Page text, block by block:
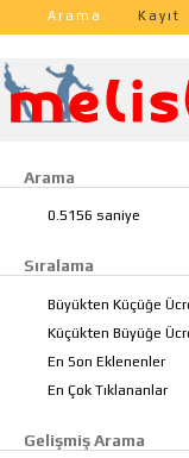
Arama Kayıt
Arama
0.5156 saniye
Sıralama
Büyükten Küçüğe
Küçükten Büyüğe
En Son Eklenenler
En Çok Tıklananlar
Gelişmiş Arama